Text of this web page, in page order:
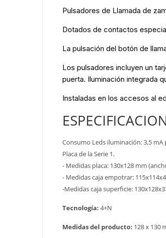
Pulsadores de Llamada de
Dotados de contactos
La pulsación del botón de
Los pulsadores incluyen un
puerta. Iluminación integrada
Instaladas en los accesos al
Consumo Leds iluminación: 3,5
Placa de la Serie 1.
- Medidas placa: 130x128 mm
- Medidas caja empotrar:
-Medidas caja superficie:
Tecnología: 4+N
Medidas del producto: 128 x 130